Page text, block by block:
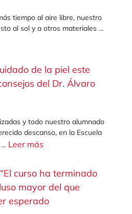
tiempo al aire libre, nuestro
al sol y a otros materiales …
de la piel este
del Dr. Álvaro
y todo nuestro alumnado
descanso, en la Escuela
… Leer más
curso ha terminado
mayor del que
esperado